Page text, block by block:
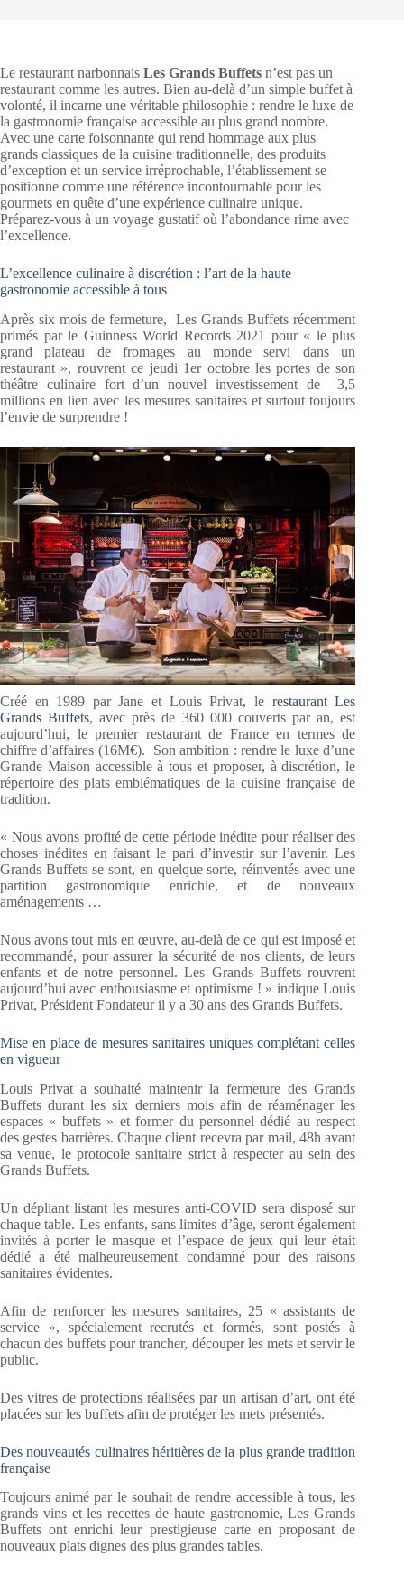
Le restaurant narbonnais Les Grands Buffets n’est pas un
restaurant comme les autres. Bien au-delà d’un simple buffet à
volonté, il incarne une véritable philosophie : rendre le luxe de
la gastronomie française accessible au plus grand nombre.
Avec une carte foisonnante qui rend hommage aux plus
grands classiques de la cuisine traditionnelle, des produits
d’exception et un service irréprochable, l’établissement se
positionne comme une référence incontournable pour les
gourmets en quête d’une expérience culinaire unique.
Préparez-vous à un voyage gustatif où l’abondance rime avec
l’excellence.
L’excellence culinaire à discrétion : l’art de la haute
gastronomie accessible à tous
Après six mois de fermeture, Les Grands Buffets récemment
primés par le Guinness World Records 2021 pour « le plus
grand plateau de fromages au monde servi dans un
restaurant », rouvrent ce jeudi 1er octobre les portes de son
théâtre culinaire fort d’un nouvel investissement de 3,5
millions en lien avec les mesures sanitaires et surtout toujours
l’envie de surprendre !
Créé en 1989 par Jane et Louis Privat, le restaurant Les
Grands Buffets, avec près de 360 000 couverts par an, est
aujourd’hui, le premier restaurant de France en termes de
chiffre d’affaires (16M€). Son ambition : rendre le luxe d’une
Grande Maison accessible à tous et proposer, à discrétion, le
répertoire des plats emblématiques de la cuisine française de
tradition.
« Nous avons profité de cette période inédite pour réaliser des
choses inédites en faisant le pari d’investir sur l’avenir. Les
Grands Buffets se sont, en quelque sorte, réinventés avec une
partition gastronomique enrichie, et de nouveaux
aménagements …
Nous avons tout mis en œuvre, au-delà de ce qui est imposé et
recommandé, pour assurer la sécurité de nos clients, de leurs
enfants et de notre personnel. Les Grands Buffets rouvrent
aujourd’hui avec enthousiasme et optimisme ! » indique Louis
Privat, Président Fondateur il y a 30 ans des Grands Buffets.
Mise en place de mesures sanitaires uniques complétant celles
en vigueur
Louis Privat a souhaité maintenir la fermeture des Grands
Buffets durant les six derniers mois afin de réaménager les
espaces « buffets » et former du personnel dédié au respect
des gestes barrières. Chaque client recevra par mail, 48h avant
sa venue, le protocole sanitaire strict à respecter au sein des
Grands Buffets.
Un dépliant listant les mesures anti-COVID sera disposé sur
chaque table. Les enfants, sans limites d’âge, seront également
invités à porter le masque et l’espace de jeux qui leur était
dédié a été malheureusement condamné pour des raisons
sanitaires évidentes.
Afin de renforcer les mesures sanitaires, 25 « assistants de
service », spécialement recrutés et formés, sont postés à
chacun des buffets pour trancher, découper les mets et servir le
public.
Des vitres de protections réalisées par un artisan d’art, ont été
placées sur les buffets afin de protéger les mets présentés.
Des nouveautés culinaires héritières de la plus grande tradition
française
Toujours animé par le souhait de rendre accessible à tous, les
grands vins et les recettes de haute gastronomie, Les Grands
Buffets ont enrichi leur prestigieuse carte en proposant de
nouveaux plats dignes des plus grandes tables.